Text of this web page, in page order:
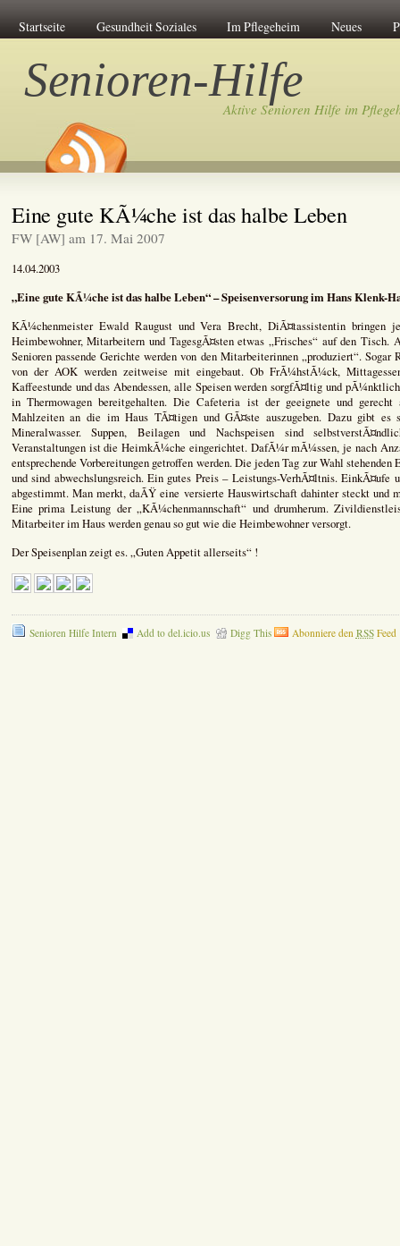
Startseite Gesundheit Soziales Im Pflegeheim Neues
Senioren-Hilfe
Aktive Senioren Hilfe im
Eine gute KÃ¼che ist das halbe Leben
FW [AW] am 17. Mai 2007
14.04.2003
„Eine gute KÃ¼che ist das halbe Leben“ – Speisenversorung im Hans Klenk-
KÃ¼chenmeister Ewald Raugust und Vera Brecht, DiÃ¤tassistentin
Heimbewohner, Mitarbeitern und TagesgÃ¤sten etwas „Frisches“ auf den
Senioren passende Gerichte werden von den Mitarbeiterinnen „produziert“.
von der AOK werden zeitweise mit eingebaut. Ob FrÃ¼hstÃ¼ck,
Kaffeestunde und das Abendessen, alle Speisen werden sorgfÃ¤ltig und
in Thermowagen bereitgehalten. Die Cafeteria ist der geeignete und gerecht
Mahlzeiten an die im Haus TÃ¤tigen und GÃ¤ste auszugeben. Dazu gibt es
Mineralwasser. Suppen, Beilagen und Nachspeisen sind
Veranstaltungen ist die HeimkÃ¼che eingerichtet. DafÃ¼r mÃ¼ssen, je nach
entsprechende Vorbereitungen getroffen werden. Die jeden Tag zur Wahl
und sind abwechslungsreich. Ein gutes Preis – Leistungs-VerhÃ¤ltnis. EinkÃ¤ufe
abgestimmt. Man merkt, daÃŸ eine versierte Hauswirtschaft dahinter steckt und
Eine prima Leistung der „KÃ¼chenmannschaft“ und drumherum.
Mitarbeiter im Haus werden genau so gut wie die Heimbewohner versorgt.
Der Speisenplan zeigt es. „Guten Appetit allerseits“ !
Senioren Hilfe Intern Add to del.icio.us Digg This Abonniere den RSSFeed